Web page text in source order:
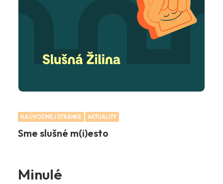
NA ÚVODNEJ STRÁNKE AKTUALITY
Sme slušné m(i)esto
Minulé